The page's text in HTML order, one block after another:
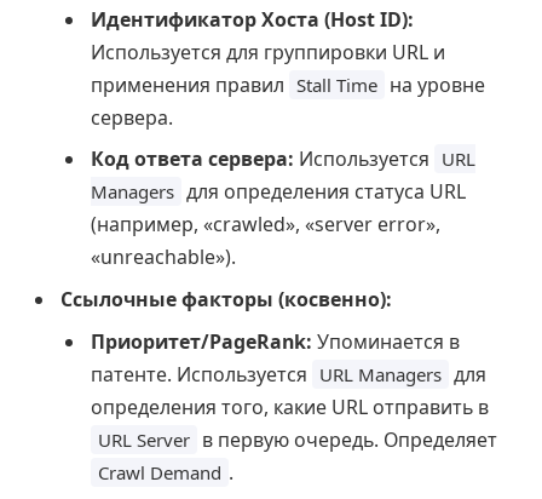
Идентификатор Хоста (Host ID):
Используется для группировки URL и
применения правил Stall Time на уровне
сервера.
Код ответа сервера: Используется URL
Managers для определения статуса URL
(например, «crawled», «server error»,
«unreachable»).
Ссылочные факторы (косвенно):
Приоритет/PageRank: Упоминается в
патенте. Используется URL Managers для
определения того, какие URL отправить в
URL Server в первую очередь. Определяет
Crawl Demand .